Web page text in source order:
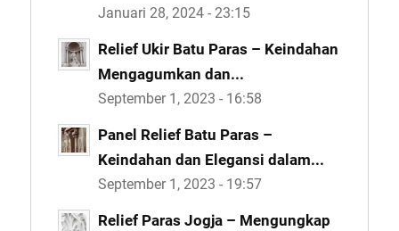
Januari 28, 2024 - 23:15
Relief Ukir Batu Paras – Keindahan
Mengagumkan dan...
September 1, 2023 - 16:58
Panel Relief Batu Paras –
Keindahan dan Elegansi dalam...
September 1, 2023 - 19:57
Relief Paras Jogja – Mengungkap